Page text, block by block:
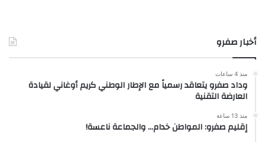
أخبار صفرو
منذ 4 ساعات
وداد صفرو يتعاقد رسمياً مع الإطار الوطني كريم أوغاني لقيادة
العارضة التقنية
منذ 13 ساعة
إقليم صفرو: المواطن خدام… والجماعة ناعسة!